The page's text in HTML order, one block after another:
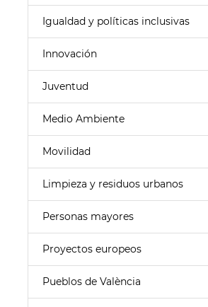
Igualdad y políticas inclusivas
Innovación
Juventud
Medio Ambiente
Movilidad
Limpieza y residuos urbanos
Personas mayores
Proyectos europeos
Pueblos de València